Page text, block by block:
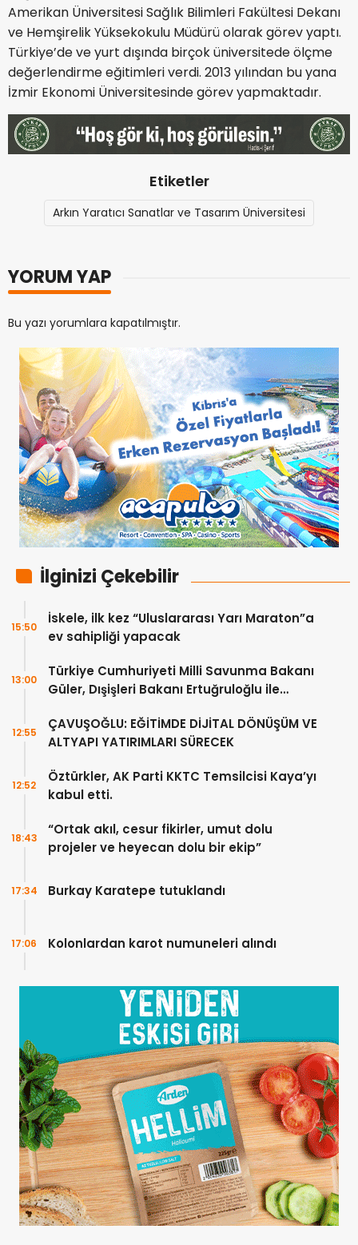
Amerikan Üniversitesi Sağlık Bilimleri Fakültesi Dekanı
ve Hemşirelik Yüksekokulu Müdürü olarak görev yaptı.
Türkiye’de ve yurt dışında birçok üniversitede ölçme
değerlendirme eğitimleri verdi. 2013 yılından bu yana
İzmir Ekonomi Üniversitesinde görev yapmaktadır.
Etiketler
Arkın Yaratıcı Sanatlar ve Tasarım Üniversitesi
YORUM YAP
Bu yazı yorumlara kapatılmıştır.
İlginizi Çekebilir
İskele, ilk kez “Uluslararası Yarı Maraton”a
ev sahipliği yapacak
15:50
Türkiye Cumhuriyeti Milli Savunma Bakanı
Güler, Dışişleri Bakanı Ertuğruloğlu ile
13:00
ÇAVUŞOĞLU: EĞİTİMDE DİJİTAL DÖNÜŞÜM VE
ALTYAPI YATIRIMLARI SÜRECEK
12:55
Öztürkler, AK Parti KKTC Temsilcisi Kaya’yı
kabul etti.
12:52
“Ortak akıl, cesur fikirler, umut dolu
projeler ve heyecan dolu bir ekip”
18:43
Burkay Karatepe tutuklandı
17:34
Kolonlardan karot numuneleri alındı
17:06